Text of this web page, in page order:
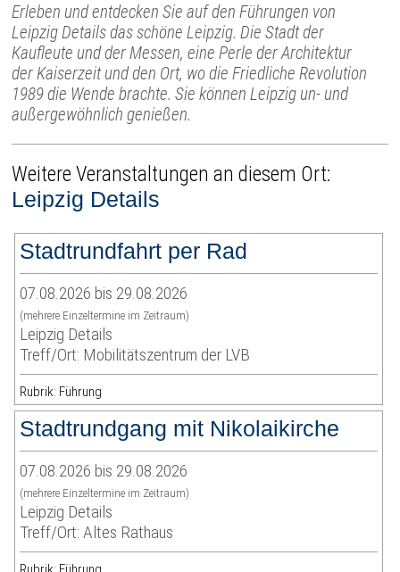
Erleben und entdecken Sie auf den Führungen von
Leipzig Details das schöne Leipzig. Die Stadt der
Kaufleute und der Messen, eine Perle der Architektur
der Kaiserzeit und den Ort, wo die Friedliche Revolution
1989 die Wende brachte. Sie können Leipzig un- und
außergewöhnlich genießen.
Weitere Veranstaltungen an diesem Ort:
Leipzig Details
Stadtrundfahrt per Rad
07.08.2026 bis 29.08.2026
(mehrere Einzeltermine im Zeitraum)
Leipzig Details
Treff/Ort: Mobilitätszentrum der LVB
Rubrik: Führung
Stadtrundgang mit Nikolaikirche
07.08.2026 bis 29.08.2026
(mehrere Einzeltermine im Zeitraum)
Leipzig Details
Treff/Ort: Altes Rathaus